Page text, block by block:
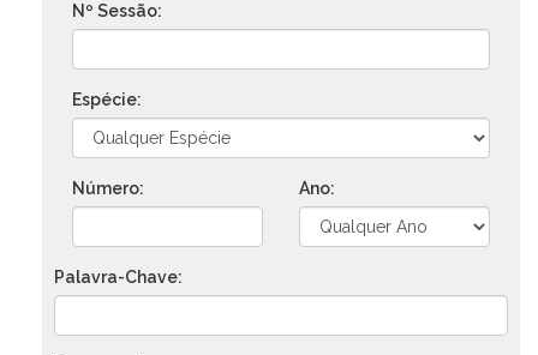
Nº Sessão:
Espécie:
Número: Ano:
Palavra-Chave: